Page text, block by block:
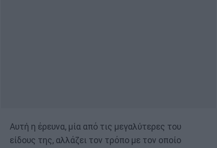
Αυτή η έρευνα, μία από τις μεγαλύτερες του
είδους της, αλλάζει τον τρόπο με τον οποίο